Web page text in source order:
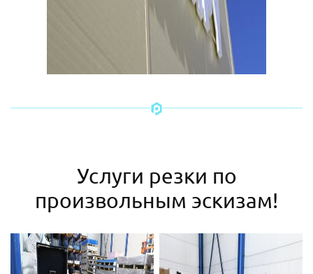
Услуги резки по
произвольным эскизам!